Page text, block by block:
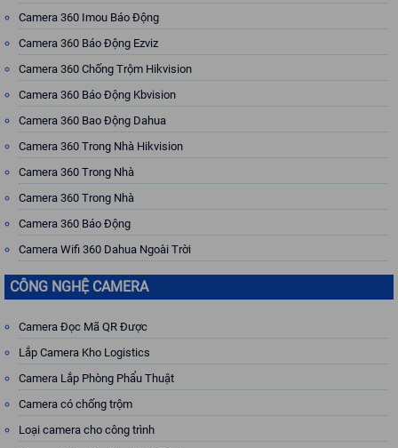
Camera 360 Imou Báo Động
Camera 360 Báo Động Ezviz
Camera 360 Chống Trộm Hikvision
Camera 360 Báo Động Kbvision
Camera 360 Bao Động Dahua
Camera 360 Trong Nhà Hikvision
Camera 360 Trong Nhà
Camera 360 Trong Nhà
Camera 360 Báo Động
Camera Wifi 360 Dahua Ngoài Trời
CÔNG NGHỆ CAMERA
Camera Đọc Mã QR Được
Lắp Camera Kho Logistics
Camera Lắp Phòng Phẩu Thuật
Camera có chống trộm
Loại camera cho công trình